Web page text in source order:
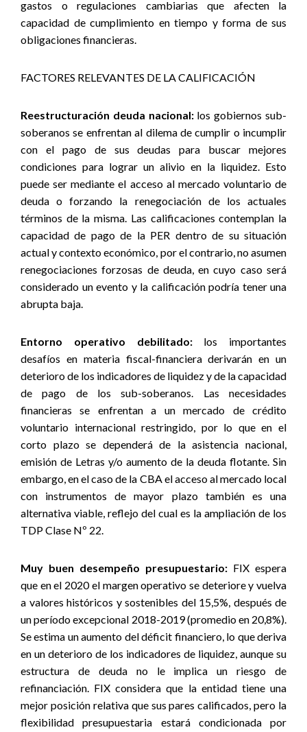
gastos o regulaciones cambiarias que afecten la
capacidad de cumplimiento en tiempo y forma de sus
obligaciones financieras.
FACTORES RELEVANTES DE LA CALIFICACIÓN
Reestructuración deuda nacional:los gobiernos sub-
soberanos se enfrentan al dilema de cumplir o incumplir
con el pago de sus deudas para buscar mejores
condiciones para lograr un alivio en la liquidez. Esto
puede ser mediante el acceso al mercado voluntario de
deuda o forzando la renegociación de los actuales
términos de la misma. Las calificaciones contemplan la
capacidad de pago de la PER dentro de su situación
actual y contexto económico, por el contrario, no asumen
renegociaciones forzosas de deuda, en cuyo caso será
considerado un evento y la calificación podría tener una
abrupta baja.
Entorno operativo debilitado:los importantes
desafíos en materia fiscal-financiera derivarán en un
deterioro de los indicadores de liquidez y de la capacidad
de pago de los sub-soberanos. Las necesidades
financieras se enfrentan a un mercado de crédito
voluntario internacional restringido, por lo que en el
corto plazo se dependerá de la asistencia nacional,
emisión de Letras y/o aumento de la deuda flotante. Sin
embargo, en el caso de la CBA el acceso al mercado local
con instrumentos de mayor plazo también es una
alternativa viable, reflejo del cual es la ampliación de los
TDP Clase Nº 22.
Muy buen desempeño presupuestario: FIX espera
que en el 2020 el margen operativo se deteriore y vuelva
a valores históricos y sostenibles del 15,5%, después de
un período excepcional 2018-2019 (promedio en 20,8%).
Se estima un aumento del déficit financiero, lo que deriva
en un deterioro de los indicadores de liquidez, aunque su
estructura de deuda no le implica un riesgo de
refinanciación. FIX considera que la entidad tiene una
mejor posición relativa que sus pares calificados, pero la
flexibilidad presupuestaria estará condicionada por